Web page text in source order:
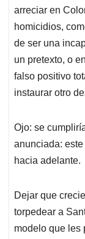
arreciar en
homicidios,
de ser una
un pretexto, o
falso positivo
instaurar otro
Ojo: se
anunciada:
hacia adelante.
Dejar que
torpedear a
modelo que les